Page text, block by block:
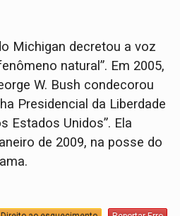
Michigan decretou a voz
natural”. Em 2005,
W. Bush condecorou
Presidencial da Liberdade
Estados Unidos”. Ela
de 2009, na posse do